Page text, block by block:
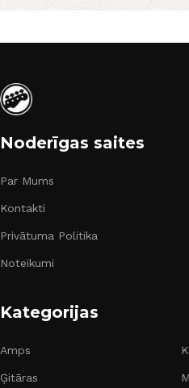
Noderīgas saites
Par Mums
Kontakti
Privātuma Politika
Noteikumi
Kategorijas
Amps
Ģitāras